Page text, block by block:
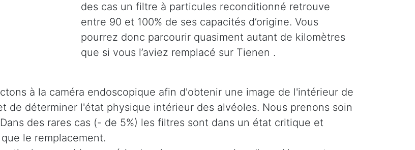
des cas un filtre à particules reconditionné retrouve
entre 90 et 100% de ses capacités d’origine. Vous
pourrez donc parcourir quasiment autant de kilomètres
que si vous l’aviez remplacé sur Tienen .
à la caméra endoscopique afin d'obtenir une image de l'intérieur de
de déterminer l'état physique intérieur des alvéoles. Nous prenons soin
des rares cas (- de 5%) les filtres sont dans un état critique et
le remplacement.